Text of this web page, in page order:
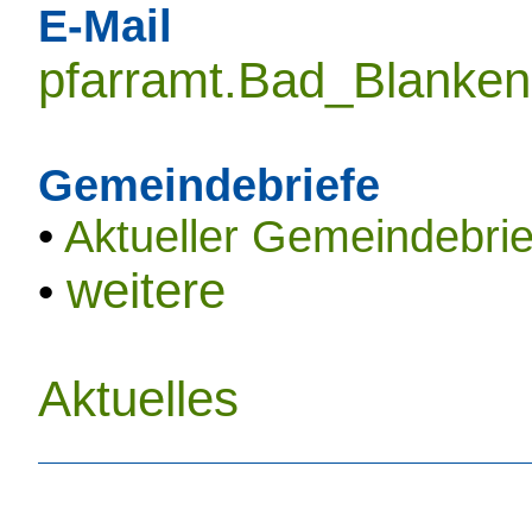
E-Mail
Gemeindebriefe
• Aktueller
• weitere
Aktuelles